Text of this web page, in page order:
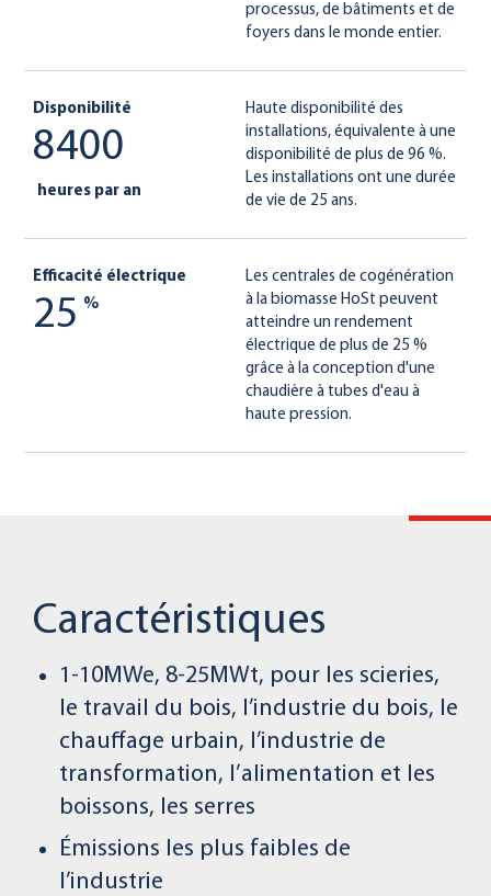
processus, de bâtiments et de
foyers dans le monde entier.
Disponibilité
8400
heures par an
Haute disponibilité des
installations, équivalente à une
disponibilité de plus de 96 %.
Les installations ont une durée
de vie de 25 ans.
Efficacité électrique
25 %
Les centrales de cogénération
à la biomasse HoSt peuvent
atteindre un rendement
électrique de plus de 25 %
grâce à la conception d'une
chaudière à tubes d'eau à
haute pression.
Caractéristiques
1-10MWe, 8-25MWt, pour les scieries,
le travail du bois, l’industrie du bois, le
chauffage urbain, l’industrie de
transformation, l’alimentation et les
boissons, les serres
Émissions les plus faibles de
l’industrie